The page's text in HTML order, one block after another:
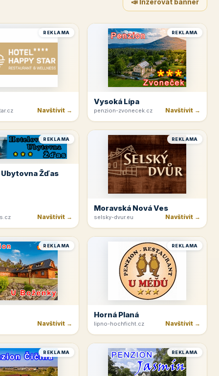
📣 Inzerovat banner
REKLAMA
Navštívit →
REKLAMA
Vysoká Lípa
penzion-zvonecek.cz Navštívit →
REKLAMA
Žďas
Navštívit →
REKLAMA
Moravská Nová Ves
selsky-dvur.eu Navštívit →
REKLAMA
Navštívit →
REKLAMA
Horná Planá
lipno-hochficht.cz Navštívit →
REKLAMA REKLAMA